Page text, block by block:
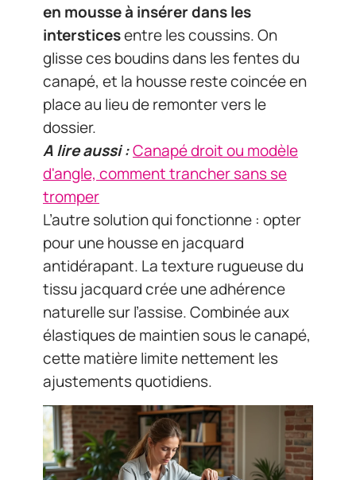
en mousse à insérer dans les
intersticesentre les coussins. On
glisse ces boudins dans les fentes du
canapé, et la housse reste coincée en
place au lieu de remonter vers le
dossier.
A lire aussi :Canapé droit ou modèle
d'angle, comment trancher sans se
tromper
L’autre solution qui fonctionne : opter
pour une housse en jacquard
antidérapant. La texture rugueuse du
tissu jacquard crée une adhérence
naturelle sur l’assise. Combinée aux
élastiques de maintien sous le canapé,
cette matière limite nettement les
ajustements quotidiens.